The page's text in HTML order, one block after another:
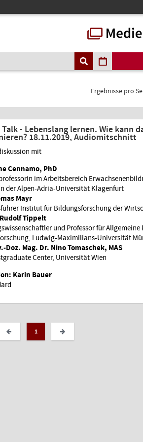
Ergebnisse pro
Talk - Lebenslang lernen. Wie kann
18.11.2019, Audiomitschnitt
mit
Cennamo, PhD
im Arbeitsbereich
der Alpen-Adria-Universität Klagenfurt
Mayr
Institut für Bildungsforschung der
Tippelt
und Professor für
Ludwig-Maximilians-Universität
Doz. Mag. Dr. Nino Tomaschek, MAS
Center, Universität Wien
Karin Bauer
1